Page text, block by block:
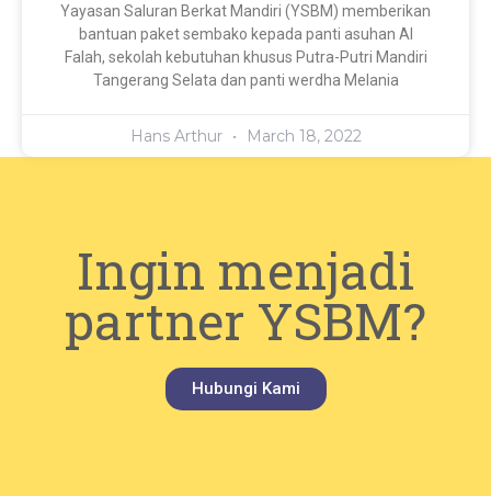
Yayasan Saluran Berkat Mandiri (YSBM) memberikan
bantuan paket sembako kepada panti asuhan Al
Falah, sekolah kebutuhan khusus Putra-Putri Mandiri
Tangerang Selata dan panti werdha Melania
Hans Arthur March 18, 2022
Ingin menjadi
partner YSBM?
Hubungi Kami